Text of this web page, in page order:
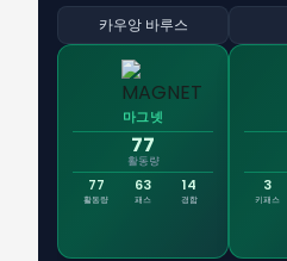
카우앙 바루스
마그넷
77
활동량
77
활동량
63
패스
14
경합
3
키패스